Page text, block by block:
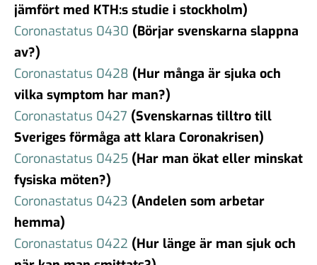
jämfört med KTH:s studie i stockholm)
Coronastatus 0430 (Börjar svenskarna slappna
av?)
Coronastatus 0428 (Hur många är sjuka och
vilka symptom har man?)
Coronastatus 0427 (Svenskarnas tilltro till
Sveriges förmåga att klara Coronakrisen)
Coronastatus 0425 (Har man ökat eller minskat
fysiska möten?)
Coronastatus 0423 (Andelen som arbetar
hemma)
Coronastatus 0422 (Hur länge är man sjuk och